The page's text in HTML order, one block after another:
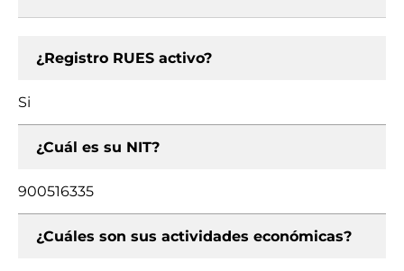
¿Registro RUES activo?
Si
¿Cuál es su NIT?
900516335
¿Cuáles son sus actividades económicas?